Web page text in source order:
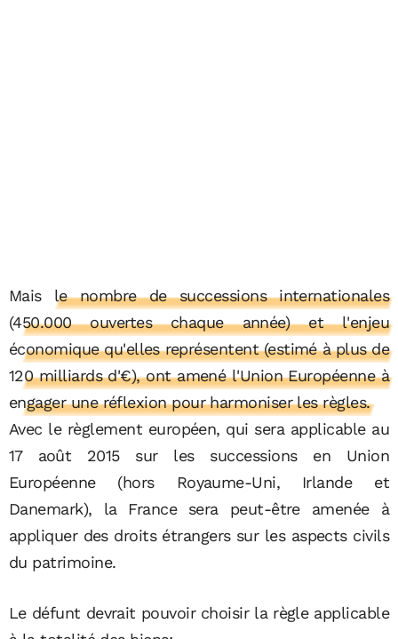
Maisle nombre de successions internationales
(450.000 ouvertes chaque année) et l'enjeu
économique qu'elles représentent (estimé à plus de
120 milliards d'€), ont amené l'Union Européenne à
engager une réflexion pour harmoniser les règles.
Avec le règlement européen, qui sera applicable au
17 août 2015 sur les successions en Union
Européenne (hors Royaume-Uni, Irlande et
Danemark), la France sera peut-être amenée à
appliquer des droits étrangers sur les aspects civils
du patrimoine.
Le défunt devrait pouvoir choisir la règle applicable